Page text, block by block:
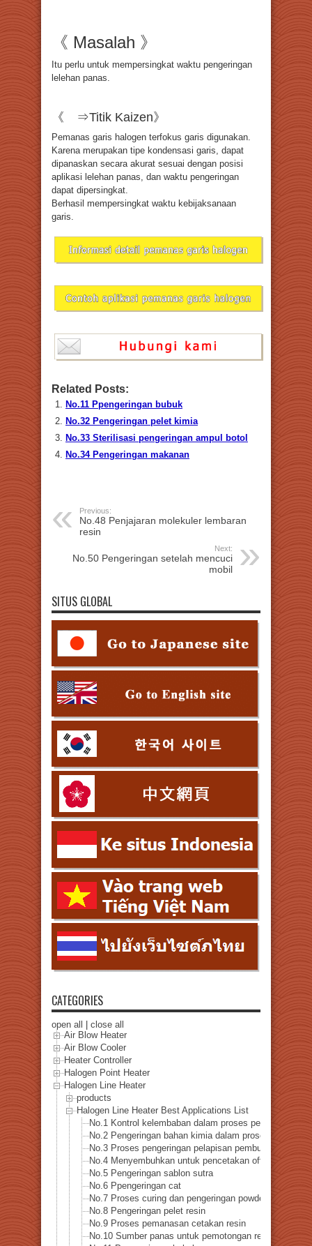
《 Masalah 》
Itu perlu untuk mempersingkat waktu pengeringan
lelehan panas.
《 ⇒Titik Kaizen》
Pemanas garis halogen terfokus garis digunakan.
Karena merupakan tipe kondensasi garis, dapat
dipanaskan secara akurat sesuai dengan posisi
aplikasi lelehan panas, dan waktu pengeringan
dapat dipersingkat.
Berhasil mempersingkat waktu kebijaksanaan
garis.
Related Posts:
No.11 Ppengeringan bubuk
No.32 Pengeringan pelet kimia
No.33 Sterilisasi pengeringan ampul botol
No.34 Pengeringan makanan
Previous:
No.48 Penjajaran molekuler lembaran
resin
Next:
No.50 Pengeringan setelah mencuci
mobil
SITUS GLOBAL
CATEGORIES
open all
close all
Air Blow Heater
Air Blow Cooler
Heater Controller
Halogen Point Heater
Halogen Line Heater
products
Halogen Line Heater Best Applications List
No.1 Kontrol kelembaban dalam proses pembuatan
No.2 Pengeringan bahan kimia dalam proses
No.3 Proses pengeringan pelapisan pembuatan kertas
No.4 Menyembuhkan untuk pencetakan offset dan
No.5 Pengeringan sablon sutra
No.6 Ppengeringan cat
No.7 Proses curing dan pengeringan powder coating
No.8 Pengeringan pelet resin
No.9 Proses pemanasan cetakan resin
No.10 Sumber panas untuk pemotongan resin